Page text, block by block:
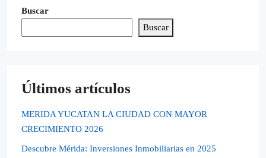
Buscar
Buscar
Últimos artículos
MERIDA YUCATAN LA CIUDAD CON MAYOR
CRECIMIENTO 2026
Descubre Mérida: Inversiones Inmobiliarias en 2025